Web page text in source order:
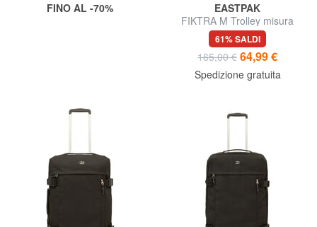
FINO AL -70%
EASTPAK
FIKTRA M Trolley misura
media
61% SALDI
165,00 € 64,99 €
Spedizione gratuita